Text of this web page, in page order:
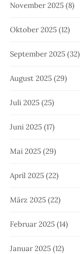
November 2025 (8)
Oktober 2025 (12)
September 2025 (32)
August 2025 (29)
Juli 2025 (25)
Juni 2025 (17)
Mai 2025 (29)
April 2025 (22)
März 2025 (22)
Februar 2025 (14)
Januar 2025 (12)